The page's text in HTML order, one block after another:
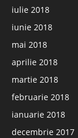
iulie 2018
iunie 2018
mai 2018
aprilie 2018
martie 2018
februarie 2018
ianuarie 2018
decembrie 2017